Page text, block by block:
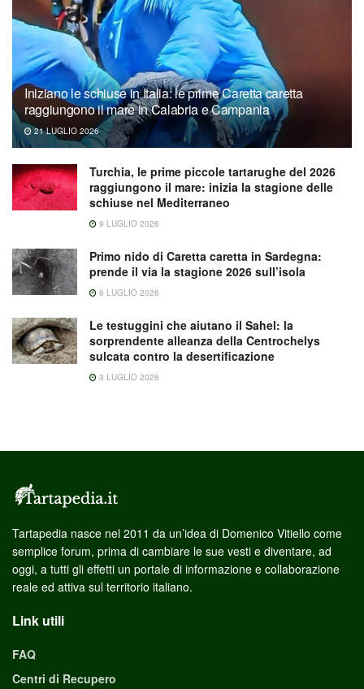
Iniziano le schiuse in Italia: le prime Caretta caretta
raggiungono il mare in Calabria e Campania
21 LUGLIO 2026
Turchia, le prime piccole tartarughe del 2026
raggiungono il mare: inizia la stagione delle
schiuse nel Mediterraneo
9 LUGLIO 2026
Primo nido di Caretta caretta in Sardegna:
prende il via la stagione 2026 sull’isola
6 LUGLIO 2026
Le testuggini che aiutano il Sahel: la
sorprendente alleanza della Centrochelys
sulcata contro la desertificazione
3 LUGLIO 2026
Tartapedia nasce nel 2011 da un’idea di Domenico Vitiello come
semplice forum, prima di cambiare le sue vesti e diventare, ad
oggi, a tutti gli effetti un portale di informazione e collaborazione
reale ed attiva sul territorio italiano.
Link utili
FAQ
Centri di Recupero